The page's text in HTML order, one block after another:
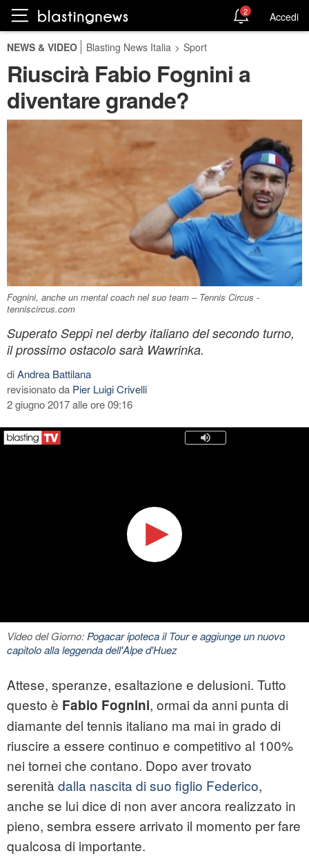
2 Accedi
NEWS & VIDEO Blasting News Italia > Sport
Riuscirà Fabio Fognini a
diventare grande?
Fognini, anche un mental coach nel suo team – Tennis Circus -
tenniscircus.com
Superato Seppi nel derby italiano del secondo turno,
il prossimo ostacolo sarà Wawrinka.
diAndrea Battilana
revisionato da Pier Luigi Crivelli
2 giugno 2017 alle ore 09:16
Video del Giorno:Pogacar ipoteca il Tour e aggiunge un nuovo
capitolo alla leggenda dell'Alpe d'Huez
Attese, speranze, esaltazione e delusioni. Tutto
questo è Fabio Fognini, ormai da anni punta di
diamante del tennis italiano ma mai in grado di
riuscire a essere continuo e competitivo al 100%
nei tornei che contano. Dopo aver trovato
serenità dalla nascita di suo figlio Federico,
anche se lui dice di non aver ancora realizzato in
pieno, sembra essere arrivato il momento per fare
qualcosa di importante.